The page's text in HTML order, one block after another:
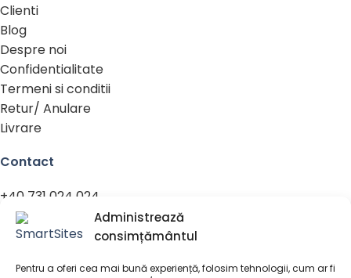
Administrează
consimțământul
Pentru a oferi cea mai bună experiență, folosim tehnologii, cum ar fi
Clienti
Blog
Despre noi
Confidentialitate
Termeni si conditii
Retur/ Anulare
Livrare
Contact
+40 731 024 024
contact@smartsites.ro
Luni – Vineri